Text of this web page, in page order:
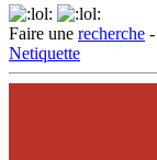
Faire une recherche -
Netiquette